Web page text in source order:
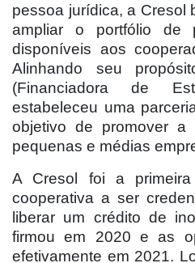
pessoa jurídica, a Cresol
ampliar o portfólio de
disponíveis aos
Alinhando seu
(Financiadora de
estabeleceu uma
objetivo de promover a
pequenas e médias
A Cresol foi a primeira
cooperativa a ser
liberar um crédito de
firmou em 2020 e as
efetivamente em 2021.